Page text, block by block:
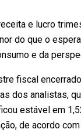
e lucro
do que o
e da
fiscal
dos analistas,
estável em
de acordo